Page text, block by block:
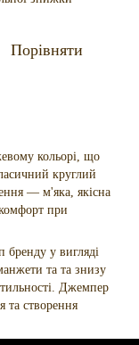
Порівняти
кольорі, що
круглий
— м'яка, якісна
при
бренду у вигляді
та та знизу
Джемпер
та створення